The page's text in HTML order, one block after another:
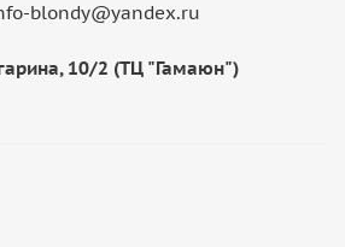
blondy@yandex.ru
10/2 (ТЦ "Гамаюн")